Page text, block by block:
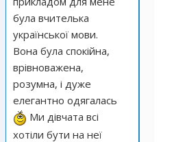
була вчителька
української мови.
Вона була спокійна,
врівноважена,
розумна, і дуже
елегантно одягалась
Ми дівчата всі
хотіли бути на неї